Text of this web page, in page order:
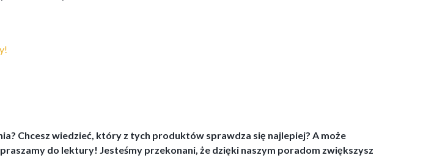
Chcesz wiedzieć, który z tych produktów sprawdza się najlepiej? A może
do lektury! Jesteśmy przekonani, że dzięki naszym poradom zwiększysz